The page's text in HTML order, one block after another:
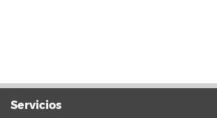
Servicios